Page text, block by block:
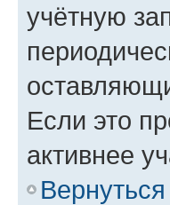
учётную
Если это
активнее